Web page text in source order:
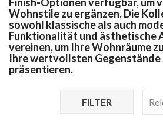
Wohnstile zu ergänzen. Die
sowohl klassische als auch
Funktionalität und ästhetische
vereinen, um Ihre Wohnräume
Ihre wertvollsten
präsentieren.
FILTER